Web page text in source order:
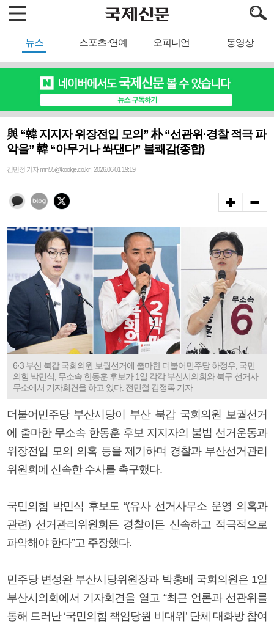
뉴스 스포츠·연예 오피니언 동영상
與 “韓 지지자 위장전입 모의” 朴 “선관위·경찰 적극 파
악을” 韓 “아무거나 쏴댄다” 불쾌감(종합)
김민정 기자 min55@kookje.co.kr | 2026.06.01 19:19
6·3 부산 북갑 국회의원 보궐선거에 출마한 더불어민주당 하정우, 국민
의힘 박민식, 무소속 한동훈 후보가 1일 각각 부산시의회와 북구 선거사
무소에서 기자회견을 하고 있다. 전민철 김정록 기자
더불어민주당 부산시당이 부산 북갑 국회의원 보궐선거
에 출마한 무소속 한동훈 후보 지지자의 불법 선거운동과
위장전입 모의 의혹 등을 제기하며 경찰과 부산선거관리
위원회에 신속한 수사를 촉구했다.
국민의힘 박민식 후보도 “(유사 선거사무소 운영 의혹과
관련) 선거관리위원회든 경찰이든 신속하고 적극적으로
파악해야 한다”고 주장했다.
민주당 변성완 부산시당위원장과 박홍배 국회의원은 1일
부산시의회에서 기자회견을 열고 “최근 언론과 선관위를
통해 드러난 ‘국민의힘 책임당원 비대위’ 단체 대화방 참여